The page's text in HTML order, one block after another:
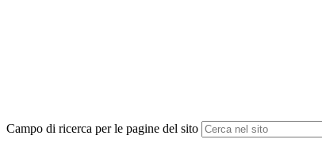
Campo di ricerca per le pagine del sito